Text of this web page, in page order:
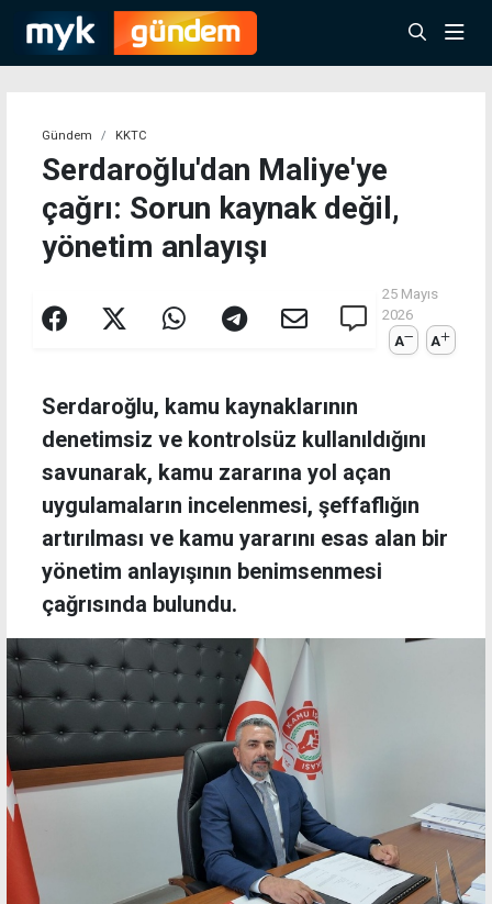
Gündem KKTC
Serdaroğlu'dan Maliye'ye
çağrı: Sorun kaynak değil,
yönetim anlayışı
25 Mayıs
2026
A
A
Serdaroğlu, kamu kaynaklarının
denetimsiz ve kontrolsüz kullanıldığını
savunarak, kamu zararına yol açan
uygulamaların incelenmesi, şeffaflığın
artırılması ve kamu yararını esas alan bir
yönetim anlayışının benimsenmesi
çağrısında bulundu.